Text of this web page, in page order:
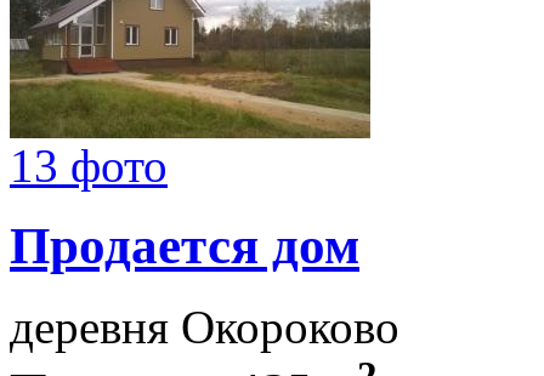
13 фото
Продается дом
деревня Окороково